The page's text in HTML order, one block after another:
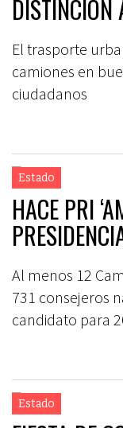
DISTINCIÓN
El trasporte
camiones en
ciudadanos
Estado
HACE PRI
Al menos 12
731 consejeros
candidato para
Estado